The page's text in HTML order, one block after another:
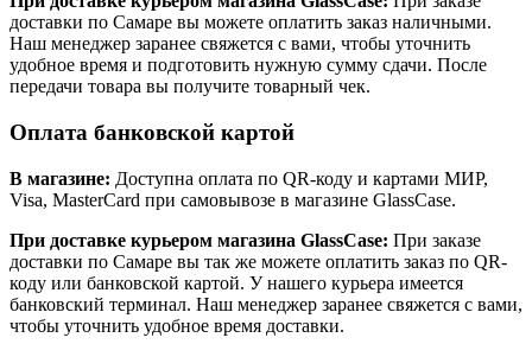
доставки по Самаре вы можете оплатить заказ наличными.
Наш менеджер заранее свяжется с вами, чтобы уточнить
удобное время и подготовить нужную сумму сдачи. После
передачи товара вы получите товарный чек.
Оплата банковской картой
В магазине: Доступна оплата по QR-коду и картами МИР,
Visa, MasterCard при самовывозе в магазине GlassCase.
При доставке курьером магазина GlassCase: При заказе
доставки по Самаре вы так же можете оплатить заказ по QR-
коду или банковской картой. У нашего курьера имеется
банковский терминал. Наш менеджер заранее свяжется с вами,
чтобы уточнить удобное время доставки.